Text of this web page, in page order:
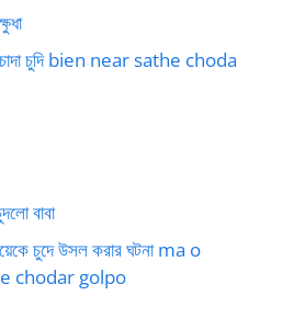
চোদা চুদি bien near sathe choda
বাবা
চুদে উসল করার ঘটনা ma o
chodar golpo